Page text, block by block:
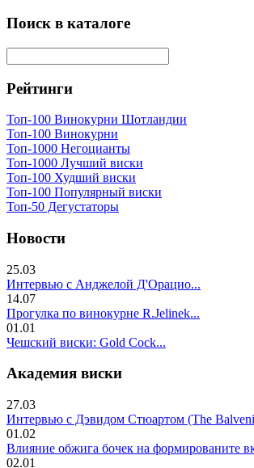
Поиск в каталоге
Рейтинги
Топ-100 Винокурни Шотландии
Топ-100 Винокурни
Топ-1000 Негоцианты
Топ-1000 Лучший виски
Топ-100 Худший виски
Топ-100 Популярный виски
Топ-50 Дегустаторы
Новости
25.03
Интервью с Анджелой Д'Орацио...
14.07
Прогулка по винокурне R.Jelinek...
01.01
Чешский виски: Gold Cock...
Академия виски
27.03
Интервью с Дэвидом Стюартом (The
01.02
Влияние обжига бочек на формированите
02.01